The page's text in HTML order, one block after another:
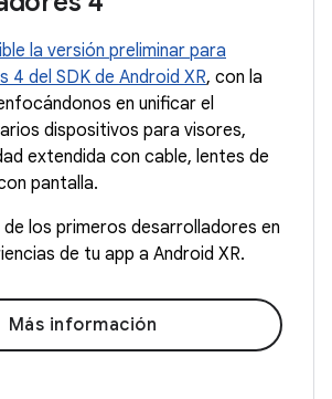
la versión preliminar para
4 del SDK de Android XR, con la
en unificar el
dispositivos para visores,
extendida con cable, lentes de
pantalla.
de los primeros desarrolladores en
de tu app a Android XR.
Más información